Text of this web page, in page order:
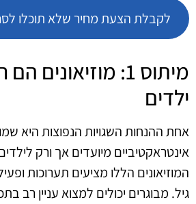
לקבלת הצעת מחיר שלא תוכלו
מיתוס 1: מוזיאונים
ילדים
אחת ההנחות השגויות הנפוצות היא
אינטראקטיביים מיועדים אך ורק
המוזיאונים הללו מציעים תערוכות
גיל. מבוגרים יכולים למצוא עניין רב